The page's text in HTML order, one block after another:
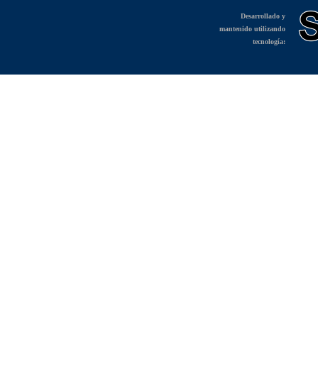
Desarrollado y
mantenido utilizando
tecnología: